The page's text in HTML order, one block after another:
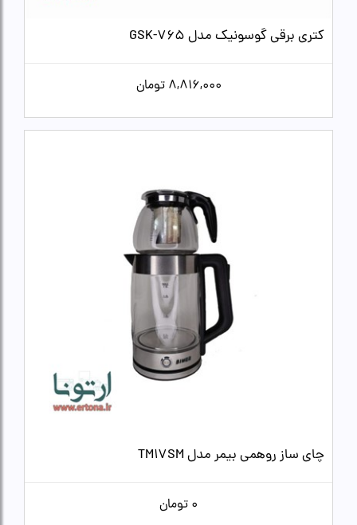
کتری برقی گوسونیک مدل GSK-765
8,816,000 تومان
چای ساز روهمی بیمر مدل TM17SM
0 تومان